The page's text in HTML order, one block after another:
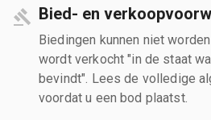
Bied- en
Biedingen kunnen niet
wordt verkocht "in de staat
bevindt". Lees de volledige
voordat u een bod plaatst.